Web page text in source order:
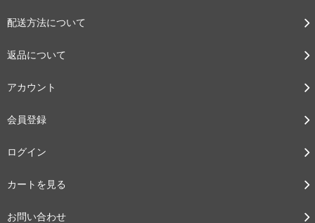
配送方法について
返品について
アカウント
会員登録
ログイン
カートを見る
お問い合わせ